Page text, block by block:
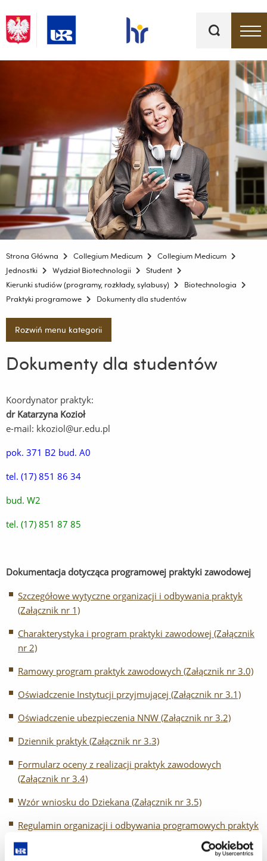
kluczowe
Strona Główna Collegium Medicum
Collegium Medicum
Jednostki
Wydział Biotechnologii
Student
Kierunki studiów (programy, rozkłady, sylabusy)
Biotechnologia
Praktyki programowe
Dokumenty dla studentów
Rozwiń menu kategorii
Dokumenty dla studentów
Koordynator praktyk:
dr Katarzyna Kozioł
e-mail: kkoziol@ur.edu.pl
pok. 371 B2 bud. A0
tel. (17) 851 86 34
bud. W2
tel. (17) 851 87 85
Dokumentacja dotycząca programowej praktyki zawodowej
Szczegółowe wytyczne organizacji i odbywania praktyk
(Załącznik nr 1)
Charakterystyka i program praktyki zawodowej (Załącznik
nr 2)
Ramowy program praktyk zawodowych (Załącznik nr 3.0)
Oświadczenie Instytucji przyjmującej (Załącznik nr 3.1)
Oświadczenie ubezpieczenia NNW (Załącznik nr 3.2)
Dziennik praktyk (Załącznik nr 3.3)
Formularz oceny z realizacji praktyk zawodowych
(Załącznik nr 3.4)
Wzór wniosku do Dziekana (Załącznik nr 3.5)
Regulamin organizacji i odbywania programowych praktyk
zawodowych w Wydziale Biotechnologii Collegium
Medicum Uniwersytetu Rzeszowskiego